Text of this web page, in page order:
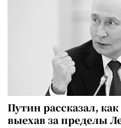
Путин рассказал,
выехав за пределы